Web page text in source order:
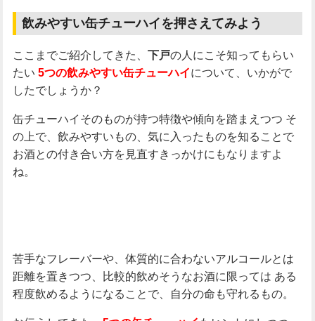
飲みやすい缶チューハイを押さえてみよう
ここまでご紹介してきた、 下戸の人にこそ知ってもらい
たい 5つの飲みやすい缶チューハイについて、いかがで
したでしょうか？
缶チューハイそのものが持つ特徴や傾向を踏まえつつ そ
の上で、飲みやすいもの、気に入ったものを知ることで
お酒との付き合い方を見直すきっかけにもなりますよ
ね。
苦手なフレーバーや、体質的に合わないアルコールとは
距離を置きつつ、比較的飲めそうなお酒に限っては ある
程度飲めるようになることで、自分の命も守れるもの。